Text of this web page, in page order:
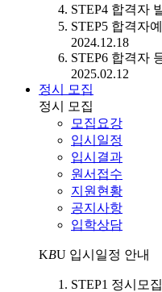
STEP4 합격자
STEP5 합격자
2024.12.18
STEP6 합격자
2025.02.12
정시 모집
정시 모집
모집요강
입시일정
입시결과
원서접수
지원현황
공지사항
입학상담
KBU 입시일정 안내
STEP1 정시모집